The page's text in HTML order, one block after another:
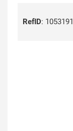
RefID: 1053191